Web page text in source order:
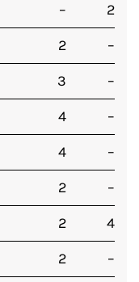
–
2
2
–
3
–
4
–
4
–
2
–
2
4
2
–